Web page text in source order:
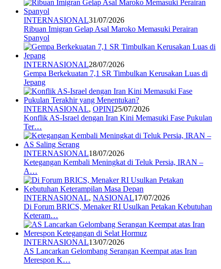
INTERNASIONAL31/07/2026
Ribuan Imigran Gelap Asal Maroko Memasuki Perairan
Spanyol
INTERNASIONAL28/07/2026
Gempa Berkekuatan 7,1 SR Timbulkan Kerusakan Luas di
Jepang
INTERNASIONAL, OPINI25/07/2026
Konflik AS-Israel dengan Iran Kini Memasuki Fase Pukulan
Ter…
INTERNASIONAL18/07/2026
Ketegangan Kembali Meningkat di Teluk Persia, IRAN –
A…
INTERNASIONAL, NASIONAL17/07/2026
Di Forum BRICS, Menaker RI Usulkan Petakan Kebutuhan
Keteram…
INTERNASIONAL13/07/2026
AS Lancarkan Gelombang Serangan Keempat atas Iran
Merespon K…